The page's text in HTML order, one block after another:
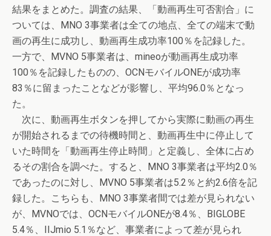
結果をまとめた。調査の結果、「動画再生可否割合」に
ついては、MNO 3事業者は全ての地点、全ての端末で動
画の再生に成功し、動画再生成功率100％を記録した。
一方で、MVNO 5事業者は、mineoが動画再生成功率
100％を記録したものの、OCNモバイルONEが成功率
83％に留まったことなどが影響し、平均96.0％となっ
た。
次に、動画再生ボタンを押してから実際に動画の再生
が開始されるまでの待機時間と、動画再生中に停止して
いた時間を「動画再生停止時間」と定義し、全体に占め
るその割合を調べた。すると、MNO 3事業者は平均2.0％
であったのに対し、MVNO 5事業者は5.2％と約2.6倍を記
録した。こちらも、MNO 3事業者間では差が見られない
が、MVNOでは、OCNモバイルONEが8.4％、BIGLOBE
5.4％、IIJmio 5.1％など、事業者によって差が見られ